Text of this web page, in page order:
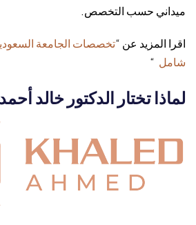
ميداني حسب التخصص.
اقرا المزيد عن “تخصصات الجامعة السعودية
شامل“
لماذا تختار الدكتور خالد